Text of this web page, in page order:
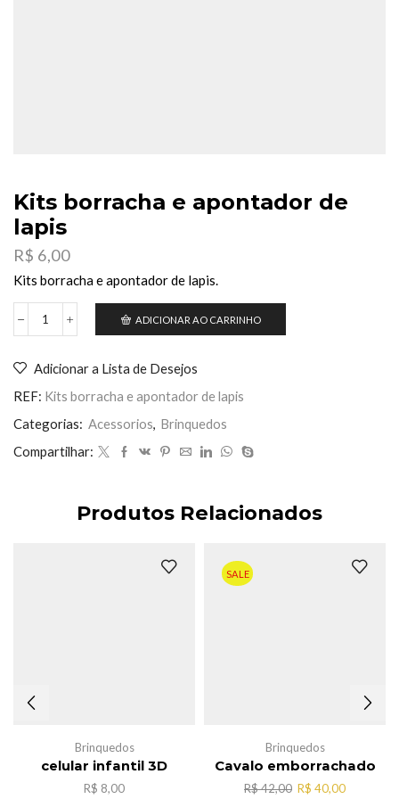
Kits borracha e apontador de
lapis
R$ 6,00
Kits borracha e apontador de lapis.
Kits
apontador
de
quantidade
ADICIONAR AO CARRINHO
Adicionar a Lista de Desejos
REF: Kits borracha e apontador de lapis
Categorias: Acessorios, Brinquedos
Compartilhar:
Produtos Relacionados
Brinquedos
celular infantil 3D
R$ 8,00
SALE
Brinquedos
Cavalo emborrachado
R$42,00 O
R$ 40,00O